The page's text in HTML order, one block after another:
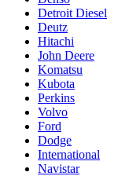
Detroit Diesel
Deutz
Hitachi
John Deere
Komatsu
Kubota
Perkins
Volvo
Ford
Dodge
International
Navistar